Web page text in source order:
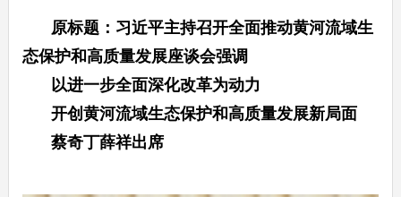
原标题：习近平主持召开全面推动黄河流域生
态保护和高质量发展座谈会强调
以进一步全面深化改革为动力
开创黄河流域生态保护和高质量发展新局面
蔡奇丁薛祥出席